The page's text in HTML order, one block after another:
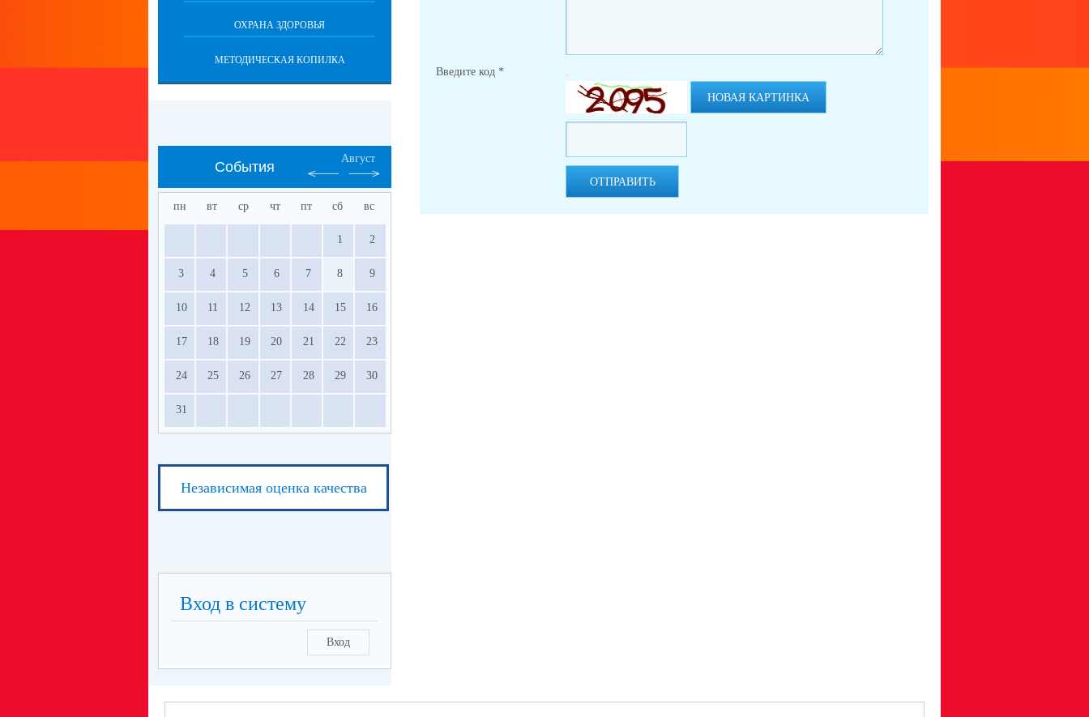
Введите код *
НОВАЯ КАРТИНКА
ОТПРАВИТЬ
ОХРАНА ЗДОРОВЬЯ
МЕТОДИЧЕСКАЯ КОПИЛКА
События
Август
пн вт ср чт пт сб вс
1 2
3 4 5 6 7 8 9
10 11 12 13 14 15 16
17 18 19 20 21 22 23
24 25 26 27 28 29 30
31
Независимая оценка качества
Вход в систему
Вход